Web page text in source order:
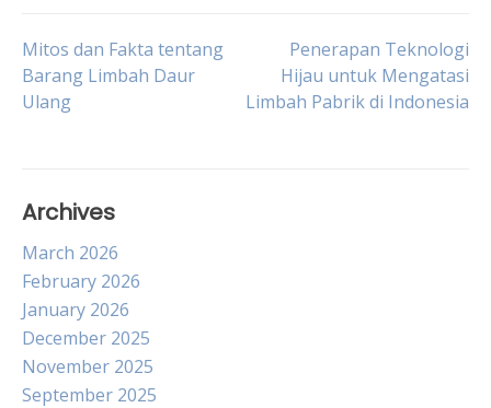
Post
navigation
Mitos dan Fakta tentang
Barang Limbah Daur
Ulang
Penerapan Teknologi
Hijau untuk Mengatasi
Limbah Pabrik di Indonesia
Archives
March 2026
February 2026
January 2026
December 2025
November 2025
September 2025